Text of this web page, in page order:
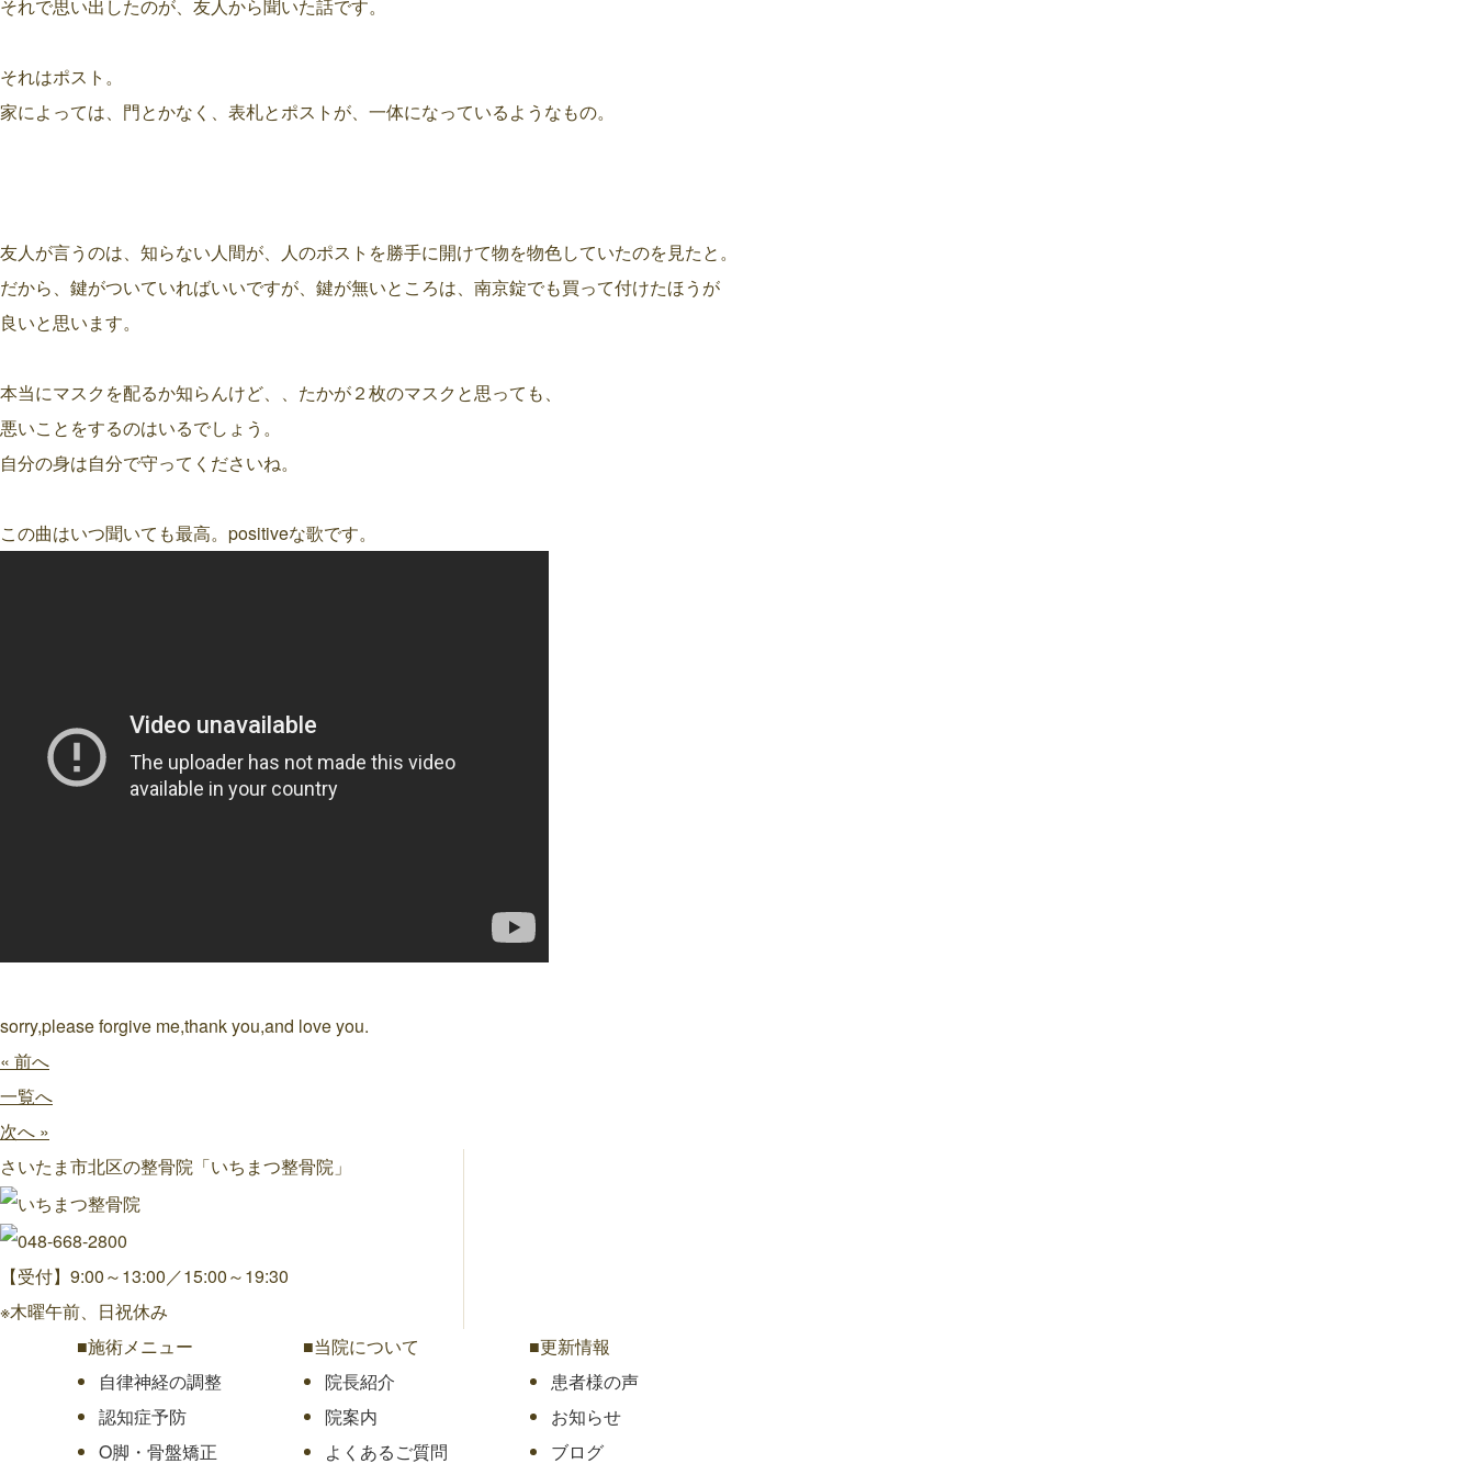
それで思い出したのが、友人から聞いた話です。
それはポスト。
家によっては、門とかなく、表札とポストが、一体になっているようなもの。
友人が言うのは、知らない人間が、人のポストを勝手に開けて物を物色していたのを見たと。
だから、鍵がついていればいいですが、鍵が無いところは、南京錠でも買って付けたほうが
良いと思います。
本当にマスクを配るか知らんけど、、たかが２枚のマスクと思っても、
悪いことをするのはいるでしょう。
自分の身は自分で守ってくださいね。
この曲はいつ聞いても最高。positiveな歌です。
sorry,please forgive me,thank you,and love you.
« 前へ
一覧へ
次へ »
さいたま市北区の整骨院「いちまつ整骨院」
【受付】9:00～13:00／15:00～19:30
※木曜午前、日祝休み
■施術メニュー
自律神経の調整
認知症予防
O脚・骨盤矯正
■当院について
院長紹介
院案内
よくあるご質問
■更新情報
患者様の声
お知らせ
ブログ